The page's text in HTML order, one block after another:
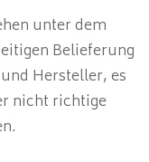
unter dem
Belieferung
Hersteller, es
nicht richtige